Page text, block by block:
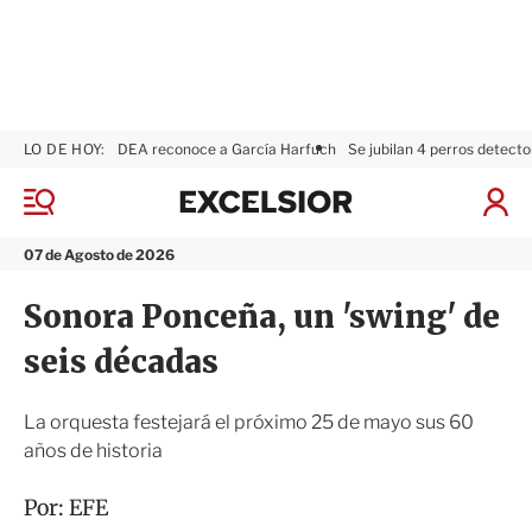
M
n
07 de Agosto de 2026
LO DE HOY: DEA reconoce a García Harfuch Se jubilan 4 perros
I
a
x
i
Sonora Ponceña, un 'swing' de
seis décadas
La orquesta festejará el próximo 25 de mayo sus 60
años de historia
Por: EFE